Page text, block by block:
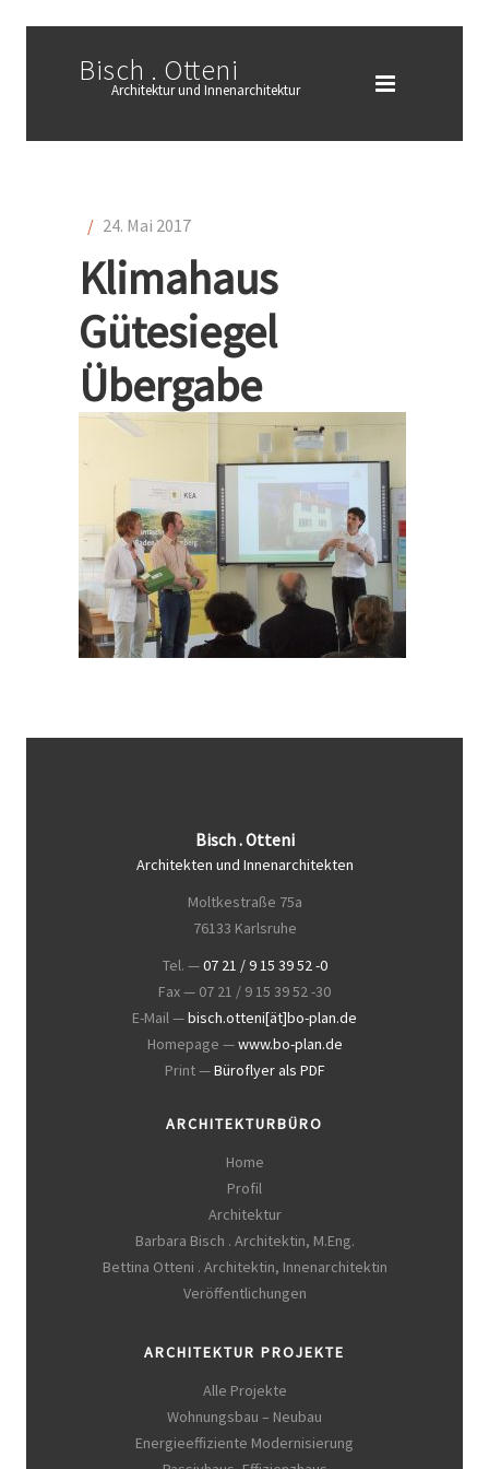
Bisch . Otteni
Architektur und Innenarchitektur
/ 24. Mai 2017
Klimahaus
Gütesiegel
Übergabe
Bisch . Otteni
Architekten und Innenarchitekten
Moltkestraße 75a
76133 Karlsruhe
Tel. —07 21 / 9 15 39 52 -0
Fax — 07 21 / 9 15 39 52 -30
E-Mail —bisch.otteni[ät]bo-plan.de
Homepage —www.bo-plan.de
Print —Büroflyer als PDF
ARCHITEKTURBÜRO
Home
Profil
Architektur
Barbara Bisch . Architektin, M.Eng.
Bettina Otteni . Architektin, Innenarchitektin
Veröffentlichungen
ARCHITEKTUR PROJEKTE
Alle Projekte
Wohnungsbau – Neubau
Energieeffiziente Modernisierung